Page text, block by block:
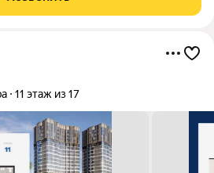
11 этаж из 17